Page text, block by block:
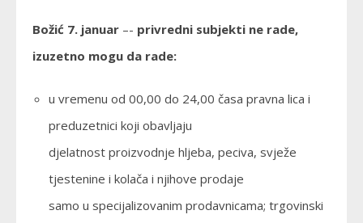
Božić 7. januar –- privredni subjekti ne rade,
izuzetno mogu da rade:
u vremenu od 00,00 do 24,00 časa pravna lica i
preduzetnici koji obavljaju
djelatnost proizvodnje hljeba, peciva, svježe
tjestenine i kolača i njihove prodaje
samo u specijalizovanim prodavnicama; trgovinski